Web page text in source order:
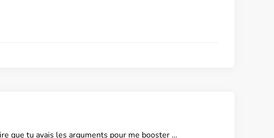
que tu avais les arguments pour me booster …